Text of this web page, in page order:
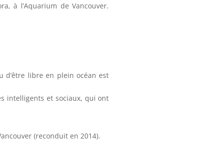
à l’Aquarium de Vancouver.
d’être libre en plein océan est
intelligents et sociaux, qui ont
(reconduit en 2014).